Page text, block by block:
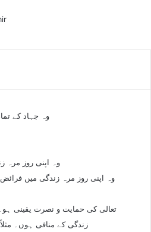
وہ جہاد کے
وہ اپنی روز مرہ
وہ اپنی روز مرہ زندگی میں
تعالی کی حمایت و نصرت یقینی
زندگی کے منافی ہوں۔